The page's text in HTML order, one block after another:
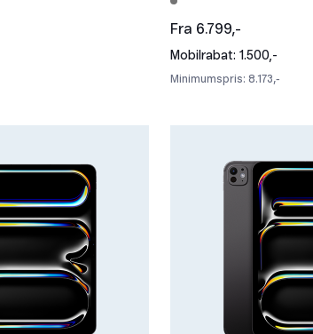
Fra 6.799,-
Mobilrabat: 1.500,-
Minimumspris: 8.173,-